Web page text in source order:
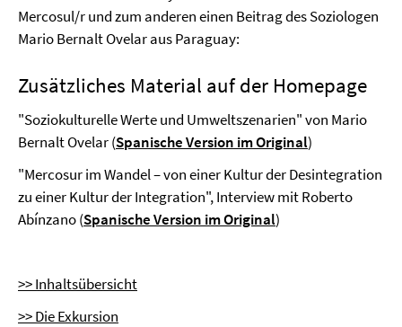
Mercosul/r und zum anderen einen Beitrag des Soziologen
Mario Bernalt Ovelar aus Paraguay:
Zusätzliches Material auf der Homepage
"Soziokulturelle Werte und Umweltszenarien" von Mario
Bernalt Ovelar (Spanische Version im Original)
"Mercosur im Wandel – von einer Kultur der Desintegration
zu einer Kultur der Integration", Interview mit Roberto
Abínzano (Spanische Version im Original)
>> Inhaltsübersicht
>> Die Exkursion